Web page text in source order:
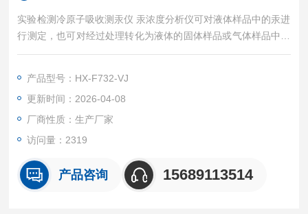
实验检测冷原子吸收测汞仪 汞浓度分析仪可对液体样品中的汞进
行测定，也可对经过处理转化为液体的固体样品或气体样品中的
汞进行测定。
产品型号：HX-F732-VJ
更新时间：2026-04-08
厂商性质：生产厂家
访问量：2319
产品咨询 15689113514